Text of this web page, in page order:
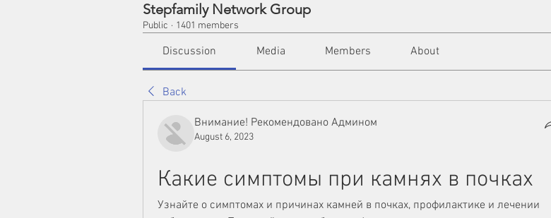
Stepfamily Network Group
Public · 1401 members
Discussion Media Members About
Back
Внимание! Рекомендовано Админом
August 6, 2023
Какие симптомы при камнях в почках
Узнайте о симптомах и причинах камней в почках, профилактике и лечении